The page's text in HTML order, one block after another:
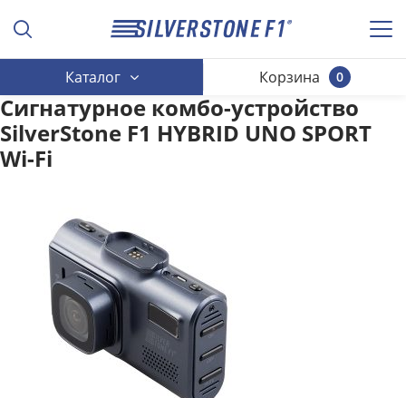
Каталог 0
Корзина
Сигнатурное комбо-устройство
SilverStone F1 HYBRID UNO SPORT
Wi-Fi